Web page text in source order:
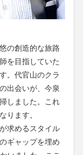
の創造的な旅路
を目指していた
。代官山のクラ
出会いが、今泉
しました。これ
ります。
求めるスタイル
ギャップを埋め